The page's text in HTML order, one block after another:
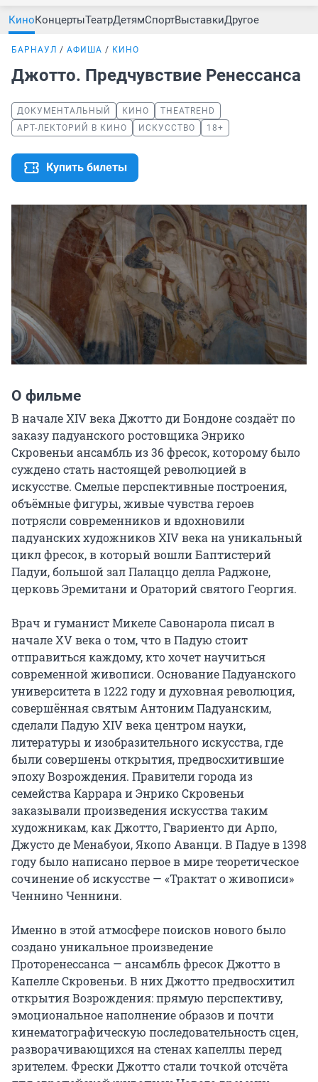
КиноКонцертыТеатрДетямСпортВыставкиДругое
БАРНАУЛ АФИША КИНО
Джотто. Предчувствие Ренессанса
ДОКУМЕНТАЛЬНЫЙ КИНО
THEATREHD
АРТ-ЛЕКТОРИЙ В КИНО
ИСКУССТВО 18+
Купить билеты
О фильме
В начале XIV века Джотто ди Бондоне создаёт по
заказу падуанского ростовщика Энрико
Скровеньи ансамбль из 36 фресок, которому было
суждено стать настоящей революцией в
искусстве. Смелые перспективные построения,
объёмные фигуры, живые чувства героев
потрясли современников и вдохновили
падуанских художников XIV века на уникальный
цикл фресок, в который вошли Баптистерий
Падуи, большой зал Палаццо делла Раджоне,
церковь Эремитани и Ораторий святого Георгия.
Врач и гуманист Микеле Савонарола писал в
начале XV века о том, что в Падую стоит
отправиться каждому, кто хочет научиться
современной живописи. Основание Падуанского
университета в 1222 году и духовная революция,
совершённая святым Антоним Падуанским,
сделали Падую XIV века центром науки,
литературы и изобразительного искусства, где
были совершены открытия, предвосхитившие
эпоху Возрождения. Правители города из
семейства Каррара и Энрико Скровеньи
заказывали произведения искусства таким
художникам, как Джотто, Гвариенто ди Арпо,
Джусто де Менабуои, Якопо Аванци. В Падуе в 1398
году было написано первое в мире теоретическое
сочинение об искусстве — «Трактат о живописи»
Ченнино Ченнини.
Именно в этой атмосфере поисков нового было
создано уникальное произведение
Проторенессанса — ансамбль фресок Джотто в
Капелле Скровеньи. В них Джотто предвосхитил
открытия Возрождения: прямую перспективу,
эмоциональное наполнение образов и почти
кинематографическую последовательность сцен,
разворачивающихся на стенах капеллы перед
зрителем. Фрески Джотто стали точкой отсчёта